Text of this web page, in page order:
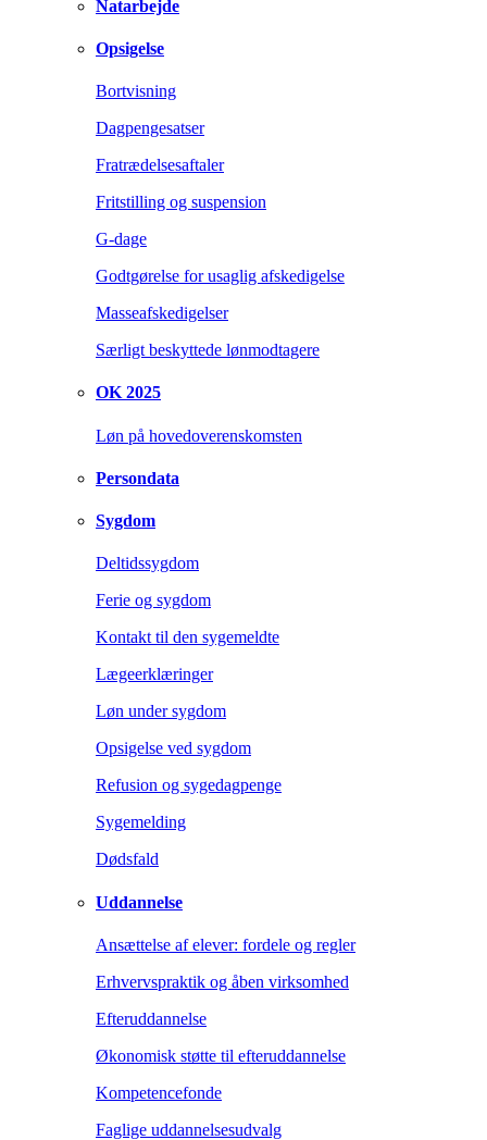
Natarbejde
Opsigelse
Bortvisning
Dagpengesatser
Fratrædelsesaftaler
Fritstilling og suspension
G-dage
Godtgørelse for usaglig afskedigelse
Masseafskedigelser
Særligt beskyttede lønmodtagere
OK 2025
Løn på hovedoverenskomsten
Persondata
Sygdom
Deltidssygdom
Ferie og sygdom
Kontakt til den sygemeldte
Lægeerklæringer
Løn under sygdom
Opsigelse ved sygdom
Refusion og sygedagpenge
Sygemelding
Dødsfald
Uddannelse
Ansættelse af elever: fordele og regler
Erhvervspraktik og åben virksomhed
Efteruddannelse
Økonomisk støtte til efteruddannelse
Kompetencefonde
Faglige uddannelsesudvalg